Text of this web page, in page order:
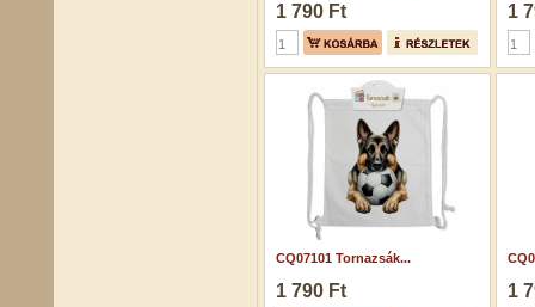
1 790 Ft 1
CQ07101 Tornazsák...
1 790 Ft 1